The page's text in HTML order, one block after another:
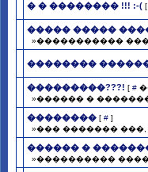
� � �������� !!! :-( [
����� �����
»�����������
��������
���������???! [ #
»������ �
�������� [ # ]
»��� �������
������ �
»����������